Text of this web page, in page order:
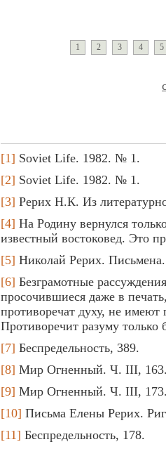
1 2 3 4 5
[1] Soviet Life. 1982. № 1.
[2] Soviet Life. 1982. № 1.
[3] Рерих Н.К. Из
[4] На Родину вернулся
известный востоковед. Это
[5] Николай Рерих.
[6] Безграмотные
просочившиеся даже в
противоречат духу, не
Противоречит разуму только
[7] Беспредельность, 389.
[8] Мир Огненный. Ч. III,
[9] Мир Огненный. Ч. III,
[10] Письма Елены Рерих.
[11] Беспредельность, 178.